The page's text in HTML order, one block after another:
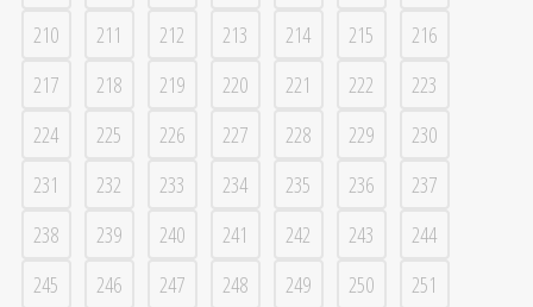
210
211 212 213 214 215
216
217
218 219 220 221 222
223
224
225 226 227 228 229
230
231
232 233 234 235 236
237
238
239 240 241 242 243
244
245
246 247 248 249 250
251